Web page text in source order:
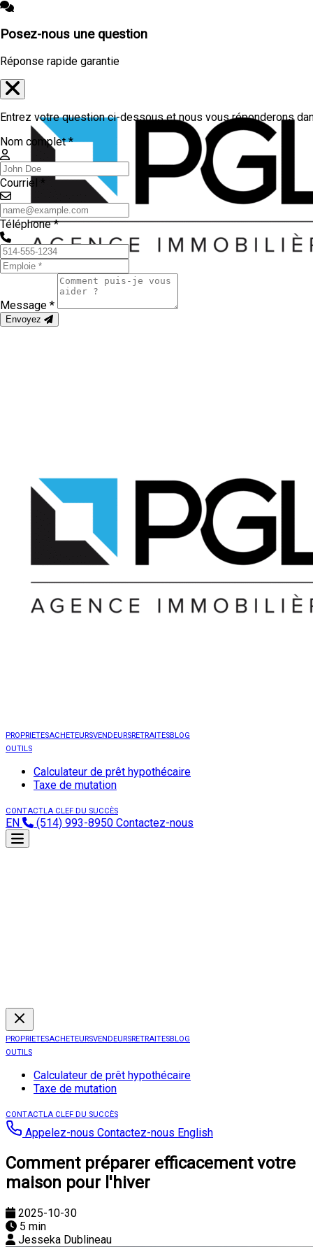
PROPRIETESACHETEURSVENDEURSRETRAITESBLOG
OUTILS
Calculateur de prêt hypothécaire
Taxe de mutation
CONTACTLA CLEF DU SUCCÈS
EN (514) 993-8950 Contactez-nous
PROPRIETESACHETEURSVENDEURSRETRAITESBLOG
OUTILS
Calculateur de prêt hypothécaire
Taxe de mutation
CONTACTLA CLEF DU SUCCÈS
Appelez-nous Contactez-nous English
Comment préparer efficacement votre
maison pour l'hiver
2025-10-30
5 min
Jesseka Dublineau
Posez-nous une question
Réponse rapide garantie
Entrez votre question ci-dessous et nous vous réponderons
Nom complet *
Courriel *
Téléphone *
Message *
Envoyez